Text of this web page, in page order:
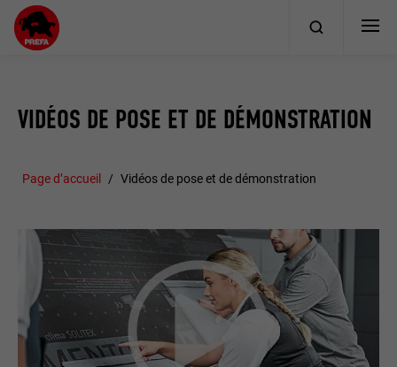
VIDÉOS DE POSE ET DE DÉMONSTRATION
Page d’accueil Vidéos de pose et de démonstration